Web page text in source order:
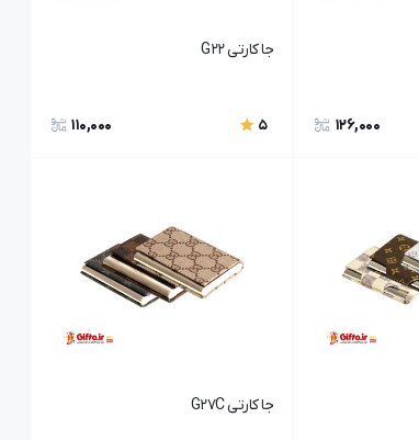
126,000
جا کارتی G22
5
110,000
جا کارتی G27C